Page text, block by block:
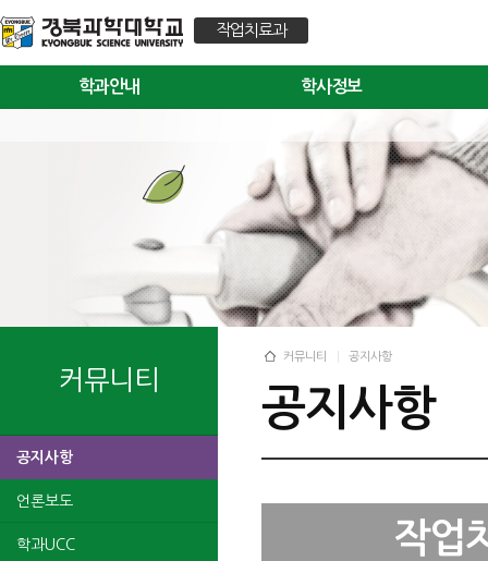
작업치료과
학과안내 학사정보
커뮤니티
공지사항
언론보도
학과UCC
커뮤니티 공지사항
공지사항
작업